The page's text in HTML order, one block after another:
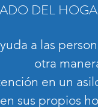
DEL
a las
otra
en un
sus propios